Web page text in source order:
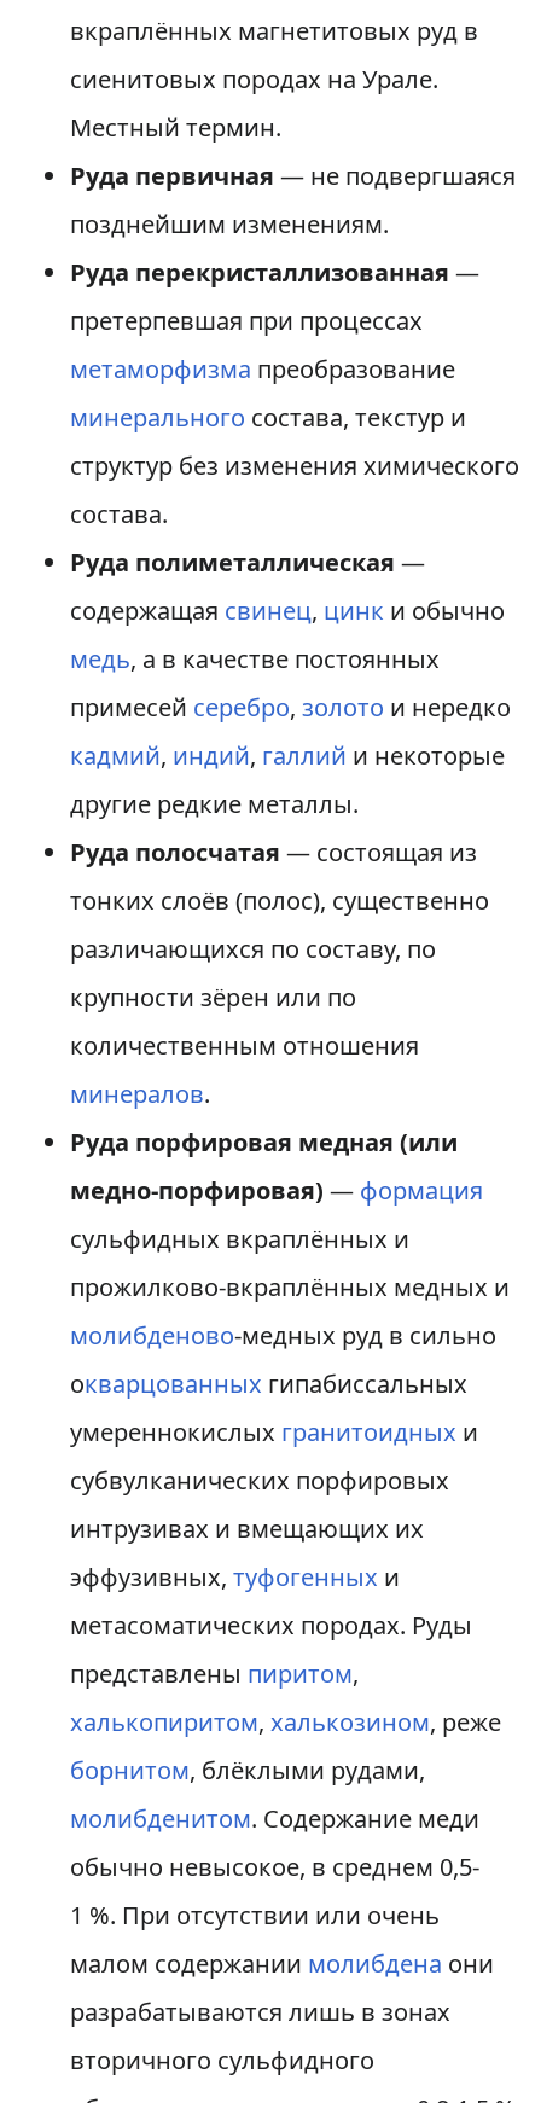
вкраплённых магнетитовых руд в
сиенитовых породах на Урале.
Местный термин.
Руда первичная — не подвергшаяся
позднейшим изменениям.
Руда перекристаллизованная —
претерпевшая при процессах
метаморфизма преобразование
минерального состава, текстур и
структур без изменения химического
состава.
Руда полиметаллическая —
содержащая свинец, цинк и обычно
медь, а в качестве постоянных
примесей серебро, золото и нередко
кадмий, индий, галлий и некоторые
другие редкие металлы.
Руда полосчатая — состоящая из
тонких слоёв (полос), существенно
различающихся по составу, по
крупности зёрен или по
количественным отношения
минералов.
Руда порфировая медная (или
медно-порфировая) — формация
сульфидных вкраплённых и
прожилково-вкраплённых медных и
молибденово-медных руд в сильно
окварцованных гипабиссальных
умереннокислых гранитоидных и
субвулканических порфировых
интрузивах и вмещающих их
эффузивных, туфогенных и
метасоматических породах. Руды
представлены пиритом,
халькопиритом, халькозином, реже
борнитом, блёклыми рудами,
молибденитом. Содержание меди
обычно невысокое, в среднем 0,5-
1 %. При отсутствии или очень
малом содержании молибдена они
разрабатываются лишь в зонах
вторичного сульфидного